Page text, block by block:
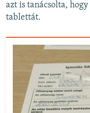
azt is tanácsolta,
tablettát.